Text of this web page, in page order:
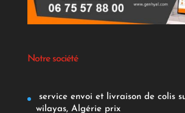
Notre société
service envoi et livraison de colis
wilayas, Algérie prix